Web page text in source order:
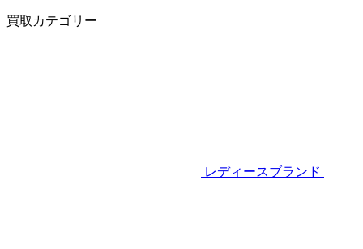
買取カテゴリー
レディースブランド